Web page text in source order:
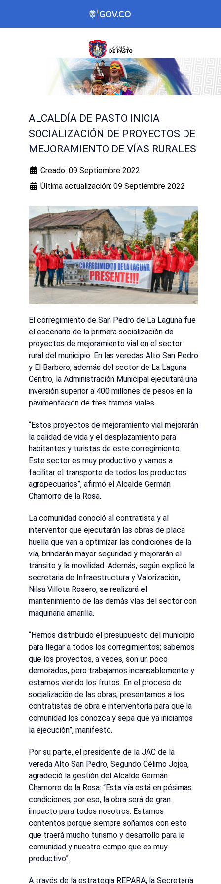
ALCALDÍA DE PASTO INICIA
SOCIALIZACIÓN DE PROYECTOS DE
MEJORAMIENTO DE VÍAS RURALES
Creado: 09 Septiembre 2022
Última actualización: 09 Septiembre 2022
El corregimiento de San Pedro de La Laguna fue
el escenario de la primera socialización de
proyectos de mejoramiento vial en el sector
rural del municipio. En las veredas Alto San Pedro
y El Barbero, además del sector de La Laguna
Centro, la Administración Municipal ejecutará una
inversión superior a 400 millones de pesos en la
pavimentación de tres tramos viales.
“Estos proyectos de mejoramiento vial mejorarán
la calidad de vida y el desplazamiento para
habitantes y turistas de este corregimiento.
Este sector es muy productivo y vamos a
facilitar el transporte de todos los productos
agropecuarios”, afirmó el Alcalde Germán
Chamorro de la Rosa.
La comunidad conoció al contratista y al
interventor que ejecutarán las obras de placa
huella que van a optimizar las condiciones de la
vía, brindarán mayor seguridad y mejorarán el
tránsito y la movilidad. Además, según explicó la
secretaria de Infraestructura y Valorización,
Nilsa Villota Rosero, se realizará el
mantenimiento de las demás vías del sector con
maquinaria amarilla.
“Hemos distribuido el presupuesto del municipio
para llegar a todos los corregimientos; sabemos
que los proyectos, a veces, son un poco
demorados, pero trabajamos incansablemente y
estamos viendo los frutos. En el proceso de
socialización de las obras, presentamos a los
contratistas de obra e interventoría para que la
comunidad los conozca y sepa que ya iniciamos
la ejecución”, manifestó.
Por su parte, el presidente de la JAC de la
vereda Alto San Pedro, Segundo Célimo Jojoa,
agradeció la gestión del Alcalde Germán
Chamorro de la Rosa: “Esta vía está en pésimas
condiciones, por eso, la obra será de gran
impacto para todos nosotros. Estamos
contentos porque siempre soñamos con esto
que traerá mucho turismo y desarrollo para la
comunidad y nuestro campo que es muy
productivo”.
A través de la estrategia REPARA, la Secretaría